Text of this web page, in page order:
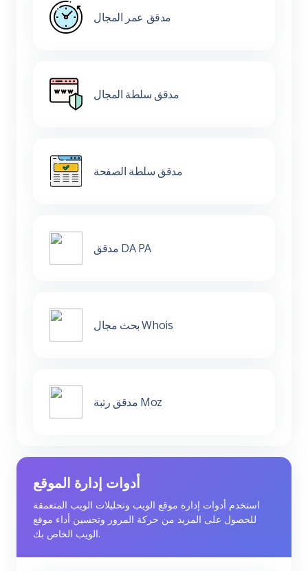
مدقق عمر المجال
مدقق سلطة المجال
مدقق سلطة الصفحة
مدقق DA PA
بحث مجال Whois
مدقق رتبة Moz
أدوات إدارة الموقع
استخدم أدوات إدارة موقع الويب وتحليلات الويب المتعمقة
للحصول على المزيد من حركة المرور وتحسين أداء موقع
الويب الخاص بك.